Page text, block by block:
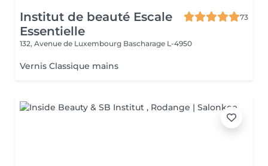
Institut de beauté Escale
Essentielle
73
132, Avenue de Luxembourg Bascharage L-4950
Vernis Classique mains